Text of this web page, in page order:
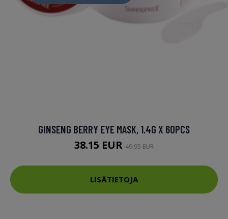
GINSENG BERRY EYE MASK, 1.4G X 60PCS
38.15 EUR 49.95 EUR
LISÄTIETOJA